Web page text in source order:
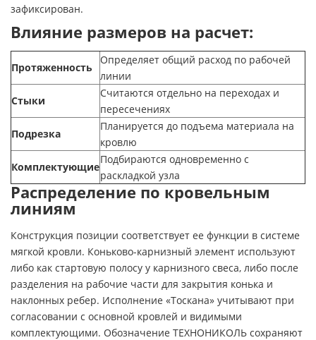
зафиксирован.
Влияние размеров на расчет:
Протяженность
Определяет общий расход по рабочей
линии
Стыки
Считаются отдельно на переходах и
пересечениях
Подрезка
Планируется до подъема материала на
кровлю
Комплектующие
Подбираются одновременно с
раскладкой узла
Распределение по кровельным
линиям
Конструкция позиции соответствует ее функции в системе
мягкой кровли. Коньково-карнизный элемент используют
либо как стартовую полосу у карнизного свеса, либо после
разделения на рабочие части для закрытия конька и
наклонных ребер. Исполнение «Тоскана» учитывают при
согласовании с основной кровлей и видимыми
комплектующими. Обозначение ТЕХНОНИКОЛЬ сохраняют